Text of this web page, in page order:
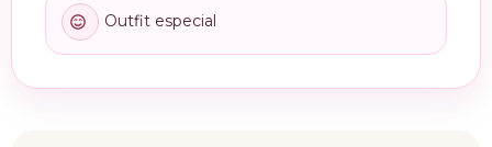
Outfit especial